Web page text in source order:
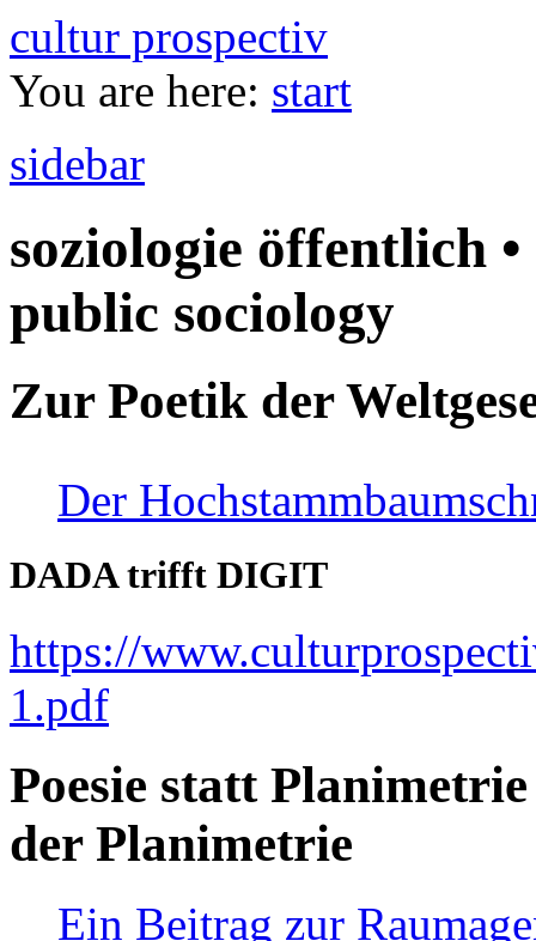
cultur prospectiv
You are here: start
sidebar
soziologie öffentlich
public sociology
Zur Poetik der
Der
DADA trifft DIGIT
https://
1.pdf
Poesie statt
der Planimetrie
Ein Beitrag zur